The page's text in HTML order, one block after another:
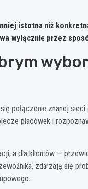
istotna niż
wyłącznie przez
połączenie znanej
placówek i
a dla klientów —
zdarzają się